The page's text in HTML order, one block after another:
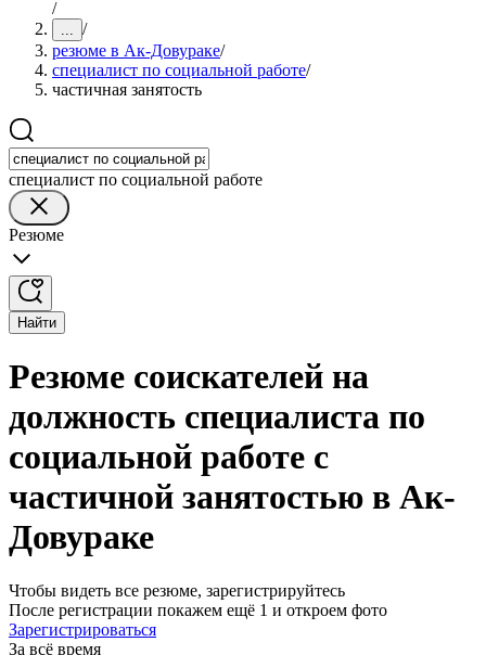
/
... /
резюме в Ак-Довураке/
специалист по социальной работе/
частичная занятость
специалист по социальной работе
Резюме
Найти
Резюме соискателей на
должность специалиста по
социальной работе с
частичной занятостью в Ак-
Довураке
Чтобы видеть все резюме, зарегистрируйтесь
После регистрации покажем ещё 1 и откроем фото
Зарегистрироваться
За всё время